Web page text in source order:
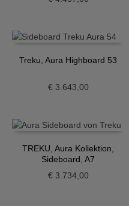
Treku, Aura Highboard 53
€3.643,00
TREKU, Aura Kollektion,
Sideboard, A7
€3.734,00